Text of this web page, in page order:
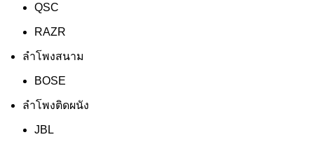
QSC
RAZR
ลำโพงสนาม
BOSE
ลำโพงติดผนัง
JBL